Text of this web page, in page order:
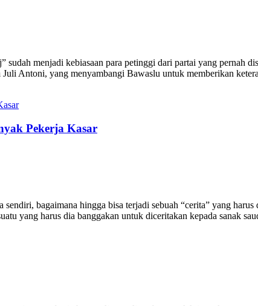
menjadi kebiasaan para petinggi dari partai yang pernah
Antoni, yang menyambangi Bawaslu untuk memberikan
Pekerja Kasar
bagaimana hingga bisa terjadi sebuah “cerita” yang
yang harus dia banggakan untuk diceritakan kepada sanak